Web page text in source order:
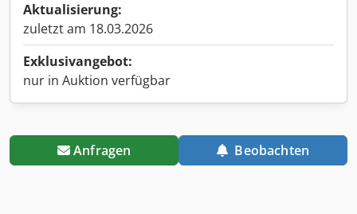
Aktualisierung:
zuletzt am 18.03.2026
Exklusivangebot:
nur in Auktion verfügbar
Anfragen Beobachten